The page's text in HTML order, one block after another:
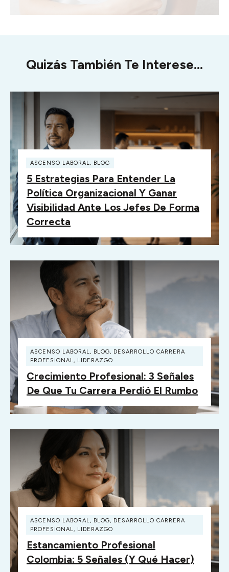
Quizás También Te Interese...
ASCENSO LABORAL, BLOG
5 Estrategias Para Entender La
Política Organizacional Y Ganar
Visibilidad Ante Los Jefes De Forma
Correcta
ASCENSO LABORAL, BLOG, DESARROLLO CARRERA
PROFESIONAL, LIDERAZGO
Crecimiento Profesional: 3 Señales
De Que Tu Carrera Perdió El Rumbo
ASCENSO LABORAL, BLOG, DESARROLLO CARRERA
PROFESIONAL, LIDERAZGO
Estancamiento Profesional
Colombia: 5 Señales (y Qué Hacer)